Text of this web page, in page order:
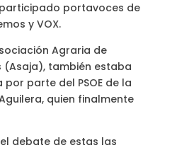
portavoces de
y VOX.
Agraria de
(Asaja), también estaba
parte del PSOE de la
quien finalmente
debate de estas las